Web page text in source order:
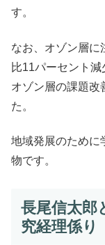
す。
なお、オゾン層に
比11パーセント減
オゾン層の課題改
た。
地域発展のために
物です。
長尾信太郎
究経理係り